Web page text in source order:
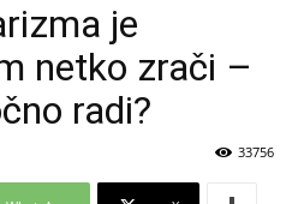
je
netko zrači –
radi?
33756